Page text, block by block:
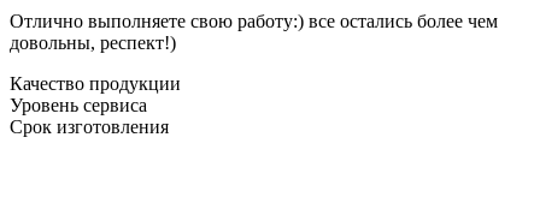
Отлично выполняете свою работу:) все остались более чем
довольны, респект!)
Качество продукции
Уровень сервиса
Срок изготовления